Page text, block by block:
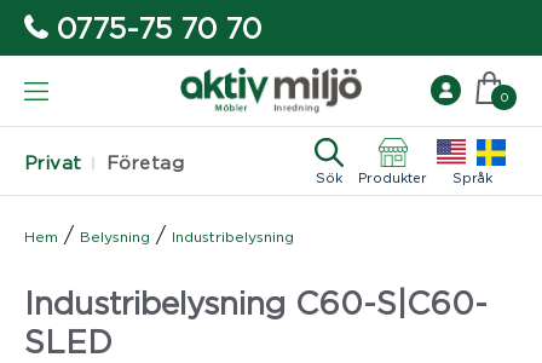
0775-75 70 70
Privat Företag
Sök Produkter Språk
0
Hem / Belysning / Industribelysning
Industribelysning C60-S|C60-
SLED